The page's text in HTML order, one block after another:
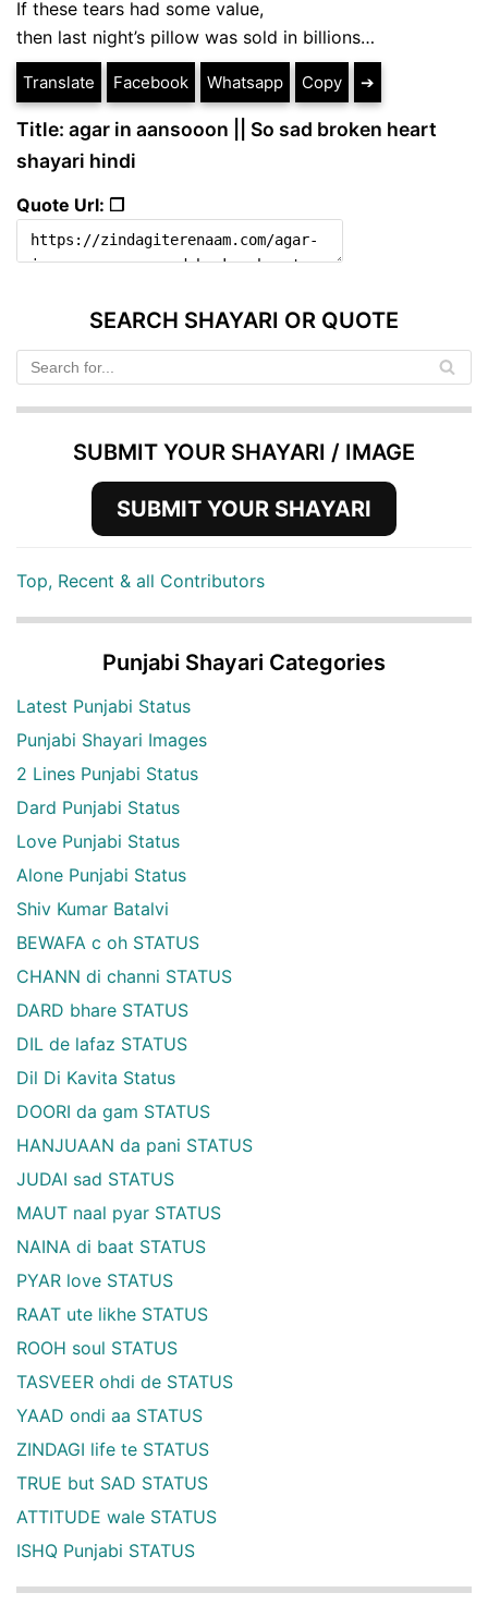
If these tears had some value,
then last night’s pillow was sold in billions…
Translate Facebook Whatsapp Copy ➔
Title: agar in aansooon || So sad broken heart
shayari hindi
Quote Url: ❐
SEARCH SHAYARI OR QUOTE
SUBMIT YOUR SHAYARI / IMAGE
SUBMIT YOUR SHAYARI
Top, Recent & all Contributors
Punjabi Shayari Categories
Latest Punjabi Status
Punjabi Shayari Images
2 Lines Punjabi Status
Dard Punjabi Status
Love Punjabi Status
Alone Punjabi Status
Shiv Kumar Batalvi
BEWAFA c oh STATUS
CHANN di channi STATUS
DARD bhare STATUS
DIL de lafaz STATUS
Dil Di Kavita Status
DOORI da gam STATUS
HANJUAAN da pani STATUS
JUDAI sad STATUS
MAUT naal pyar STATUS
NAINA di baat STATUS
PYAR love STATUS
RAAT ute likhe STATUS
ROOH soul STATUS
TASVEER ohdi de STATUS
YAAD ondi aa STATUS
ZINDAGI life te STATUS
TRUE but SAD STATUS
ATTITUDE wale STATUS
ISHQ Punjabi STATUS